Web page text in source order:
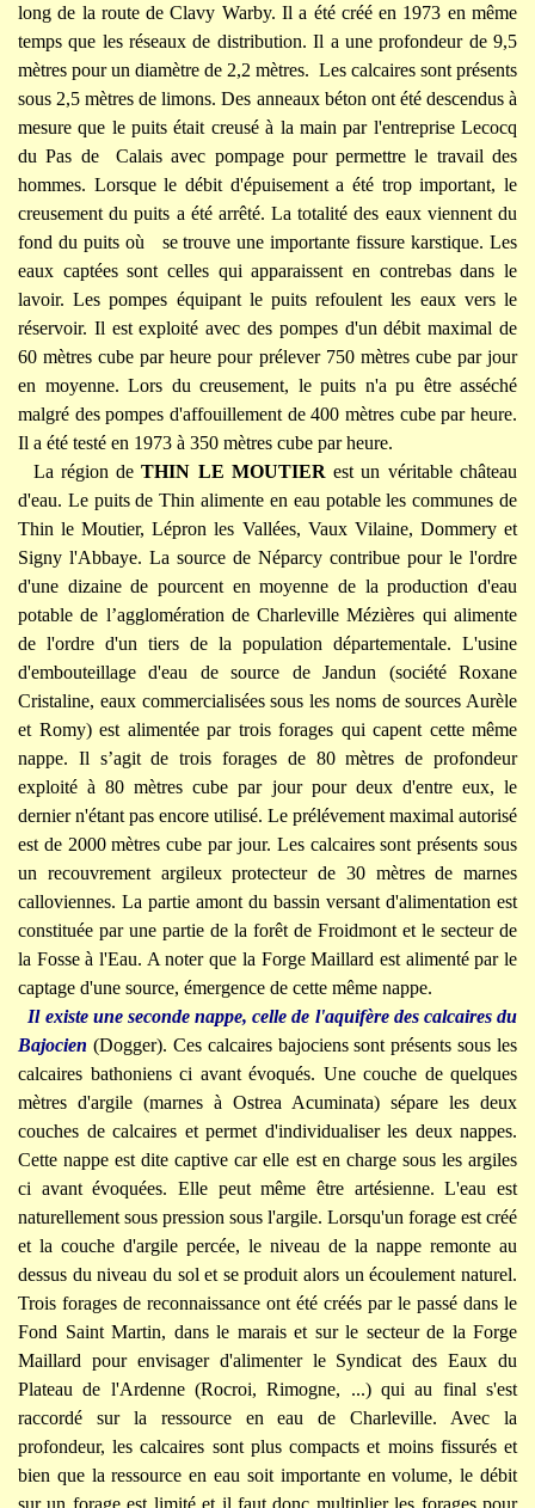
long de la route de Clavy Warby. Il a été créé en 1973 en même
temps que les réseaux de distribution. Il a une profondeur de 9,5
mètres pour un diamètre de 2,2 mètres. Les calcaires sont présents
sous 2,5 mètres de limons. Des anneaux béton ont été descendus à
mesure que le puits était creusé à la main par l'entreprise Lecocq
du Pas de Calais avec pompage pour permettre le travail des
hommes. Lorsque le débit d'épuisement a été trop important, le
creusement du puits a été arrêté. La totalité des eaux viennent du
fond du puits où se trouve une importante fissure karstique. Les
eaux captées sont celles qui apparaissent en contrebas dans le
lavoir. Les pompes équipant le puits refoulent les eaux vers le
réservoir. Il est exploité avec des pompes d'un débit maximal de
60 mètres cube par heure pour prélever 750 mètres cube par jour
en moyenne. Lors du creusement, le puits n'a pu être asséché
malgré des pompes d'affouillement de 400 mètres cube par heure.
Il a été testé en 1973 à 350 mètres cube par heure.
La région deTHIN LE MOUTIER est un véritable château
d'eau. Le puits de Thin alimente en eau potable les communes de
Thin le Moutier, Lépron les Vallées, Vaux Vilaine, Dommery et
Signy l'Abbaye. La source de Néparcy contribue pour le l'ordre
d'une dizaine de pourcent en moyenne de la production d'eau
potable de l’agglomération de Charleville Mézières qui alimente
de l'ordre d'un tiers de la population départementale. L'usine
d'embouteillage d'eau de source de Jandun (société Roxane
Cristaline, eaux commercialisées sous les noms de sources Aurèle
et Romy) est alimentée par trois forages qui capent cette même
nappe. Il s’agit de trois forages de 80 mètres de profondeur
exploité à 80 mètres cube par jour pour deux d'entre eux, le
dernier n'étant pas encore utilisé. Le prélévement maximal autorisé
est de 2000 mètres cube par jour. Les calcaires sont présents sous
un recouvrement argileux protecteur de 30 mètres de marnes
calloviennes. La partie amont du bassin versant d'alimentation est
constituée par une partie de la forêt de Froidmont et le secteur de
la Fosse à l'Eau. A noter que la Forge Maillard est alimenté par le
captage d'une source, émergence de cette même nappe.
Il existe une seconde nappe, celle de l'aquifère des calcaires du
Bajocien (Dogger). Ces calcaires bajociens sont présents sous les
calcaires bathoniens ci avant évoqués. Une couche de quelques
mètres d'argile (marnes à Ostrea Acuminata) sépare les deux
couches de calcaires et permet d'individualiser les deux nappes.
Cette nappe est dite captive car elle est en charge sous les argiles
ci avant évoquées. Elle peut même être artésienne. L'eau est
naturellement sous pression sous l'argile. Lorsqu'un forage est créé
et la couche d'argile percée, le niveau de la nappe remonte au
dessus du niveau du sol et se produit alors un écoulement naturel.
Trois forages de reconnaissance ont été créés par le passé dans le
Fond Saint Martin, dans le marais et sur le secteur de la Forge
Maillard pour envisager d'alimenter le Syndicat des Eaux du
Plateau de l'Ardenne (Rocroi, Rimogne, ...) qui au final s'est
raccordé sur la ressource en eau de Charleville. Avec la
profondeur, les calcaires sont plus compacts et moins fissurés et
bien que la ressource en eau soit importante en volume, le débit
sur un forage est limité et il faut donc multiplier les forages pour